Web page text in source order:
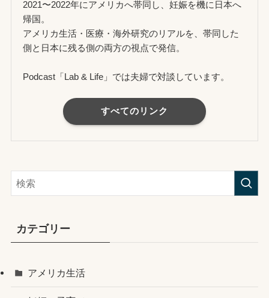
2021〜2022年にアメリカへ帯同し、妊娠を機に日本へ
帰国。
アメリカ生活・医療・海外研究のリアルを、帯同した
側と日本に残る側の両方の視点で発信。
Podcast「Lab & Life」では夫婦で対談しています。
すべてのリンク
カテゴリー
アメリカ生活